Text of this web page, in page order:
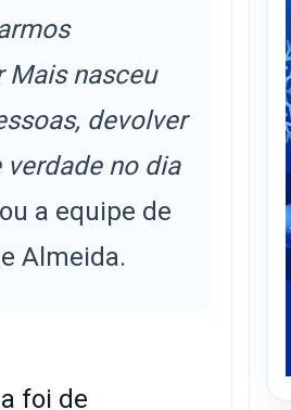
Mais nasceu
devolver
no dia
a equipe de
Almeida.
foi de